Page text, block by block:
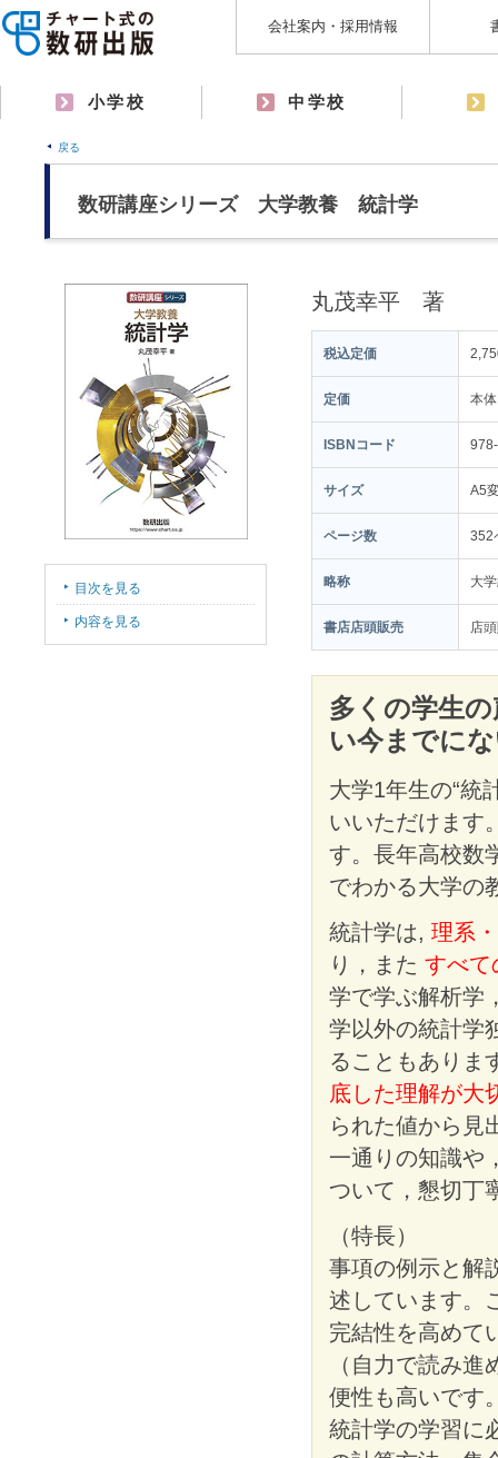
会社案内・採用情報
小学校 中学校
戻る
数研講座シリーズ 大学教養 統計学
丸茂幸平 著
税込定価
定価 本
ISBNコード
サイズ A5
ページ数 352
略称 大
書店店頭販売 店
多くの学生
い今までに
大学1年生の“統
いいただけます
す。長年高校数
でわかる大学の
統計学は, 理系
り，また すべて
学で学ぶ解析学
学以外の統計学
ることもありま
底した理解が大
られた値から見
一通りの知識や
ついて，懇切丁
（特長）
事項の例示と解
述しています。
完結性を高めて
（自力で読み
便性も高いです
統計学の学習に
目次を見る
内容を見る